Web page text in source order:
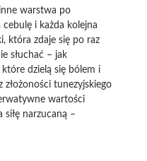
warstwa po
i każda kolejna
która zdaje się po raz
słuchać – jak
które dzielą się bólem i
złożoności tunezyjskiego
wartości
siłę narzucaną –